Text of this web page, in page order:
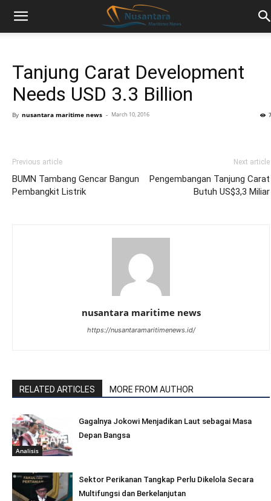
Tanjung Carat Development
Needs USD 3.3 Billion
By nusantara maritime news - March 10, 2016
Previous article
BUMN Tambang Gencar Bangun
Pembangkit Listrik
Next article
Pengembangan Tanjung Carat
Butuh US$3,3 Miliar
nusantara maritime news
https://nusantaramaritimenews.id/
RELATED ARTICLES MORE FROM AUTHOR
Analisis
Gagalnya Jokowi Menjadikan Laut sebagai Masa
Depan Bangsa
Sektor Perikanan Tangkap Perlu Dikelola Secara
Multifungsi dan Berkelanjutan